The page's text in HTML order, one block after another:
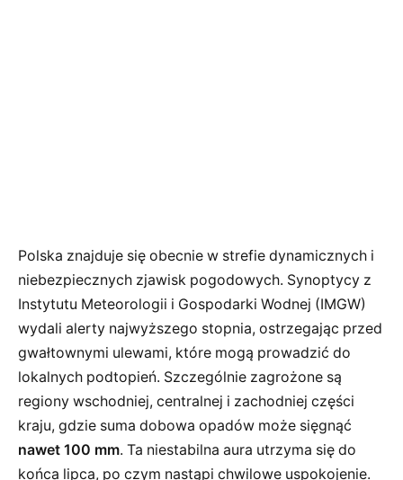
Polska znajduje się obecnie w strefie dynamicznych i
niebezpiecznych zjawisk pogodowych. Synoptycy z
Instytutu Meteorologii i Gospodarki Wodnej (IMGW)
wydali alerty najwyższego stopnia, ostrzegając przed
gwałtownymi ulewami, które mogą prowadzić do
lokalnych podtopień. Szczególnie zagrożone są
regiony wschodniej, centralnej i zachodniej części
kraju, gdzie suma dobowa opadów może sięgnąć
nawet 100 mm. Ta niestabilna aura utrzyma się do
końca lipca, po czym nastąpi chwilowe uspokojenie.